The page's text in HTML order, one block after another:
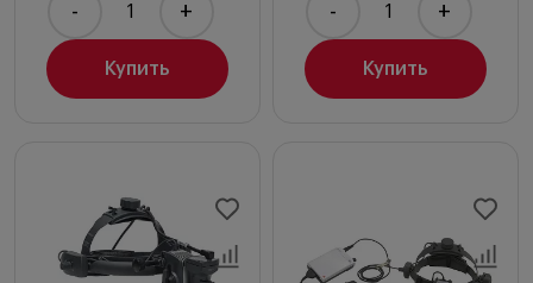
Купить
- +
Купить
- +